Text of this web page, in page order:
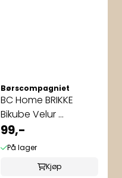
Børscompagniet
BC Home BRIKKE
Bikube Velur ...
99,-
På lager
Kjøp